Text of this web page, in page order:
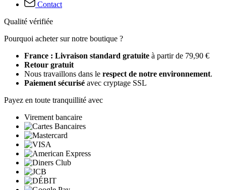
Contact
Qualité vérifiée
Pourquoi acheter sur notre boutique ?
France : Livraison standard gratuite à partir de 79,90 €
Retour gratuit
Nous travaillons dans le respect de notre environnement.
Paiement sécurisé avec cryptage SSL
Payez en toute tranquillité avec
Virement bancaire